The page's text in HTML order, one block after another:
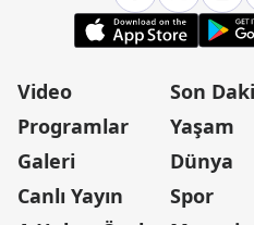
Video
Programlar
Galeri
Canlı Yayın
Son
Yaşam
Dünya
Spor